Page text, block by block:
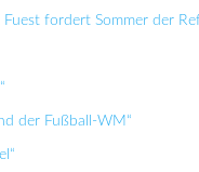
fordert Sommer der
der Fußball-WM“